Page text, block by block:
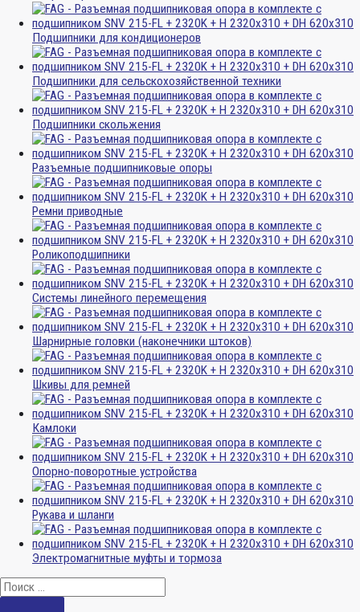
Подшипники для кондиционеров
Подшипники для сельскохозяйственной техники
Подшипники скольжения
Разъемные подшипниковые опоры
Ремни приводные
Роликоподшипники
Системы линейного перемещения
Шарнирные головки (наконечники штоков)
Шкивы для ремней
Камлоки
Опорно-поворотные устройства
Рукава и шланги
Электромагнитные муфты и тормоза